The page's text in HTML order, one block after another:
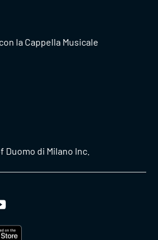
la Cappella Musicale
di Milano Inc.